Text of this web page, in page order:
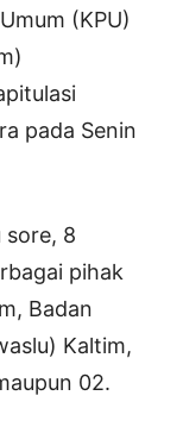
(KPU)
pada Senin
sore, 8
pihak
Badan
Kaltim,
02.